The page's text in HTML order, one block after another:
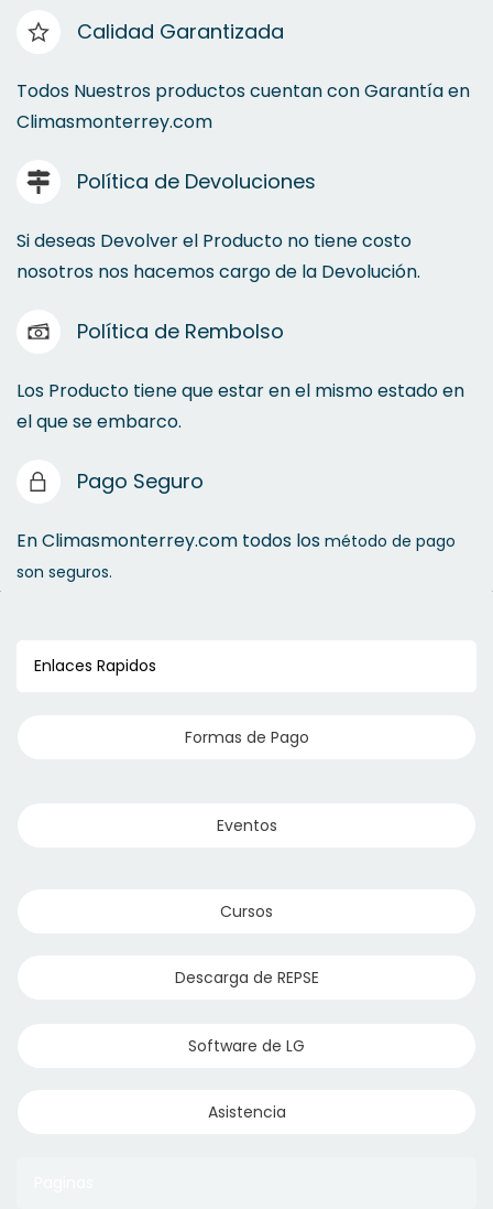
Calidad Garantizada
Todos Nuestros productos cuentan con Garantía en
Climasmonterrey.com
Política de Devoluciones
Si deseas Devolver el Producto no tiene costo
nosotros nos hacemos cargo de la Devolución.
Política de Rembolso
Los Producto tiene que estar en el mismo estado en
el que se embarco.
Pago Seguro
En Climasmonterrey.com todos los método de pago
son seguros.
Enlaces Rapidos
Formas de Pago
Eventos
Cursos
Descarga de REPSE
Software de LG
Asistencia